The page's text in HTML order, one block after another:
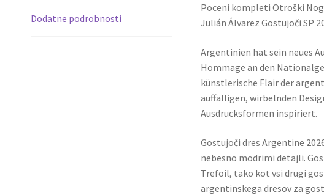
količina
Dodatne podrobnosti
Poceni kompleti Otroški
Julián Álvarez Gostujoči SP
Argentinien hat sein neues
Hommage an den
künstlerische Flair der
auffälligen, wirbelnden
Ausdrucksformen inspiriert.
Gostujoči dres Argentine
nebesno modrimi detajli.
Trefoil, tako kot vsi drugi
argentinskega dresov za